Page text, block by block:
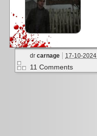
dr carnage 17-10-2024
11 Comments